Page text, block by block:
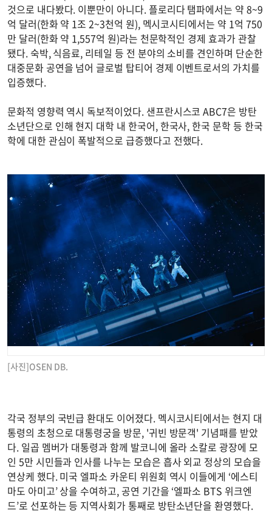
것으로 내다봤다. 이뿐만이 아니다. 플로리다 탬파에서는 약 8~9
억 달러(한화 약 1조 2~3천억 원), 멕시코시티에서는 약 1억 750
만 달러(한화 약 1,557억 원)라는 천문학적인 경제 효과가 관찰
됐다. 숙박, 식음료, 리테일 등 전 분야의 소비를 견인하며 단순한
대중문화 공연을 넘어 글로벌 탑티어 경제 이벤트로서의 가치를
입증했다.
문화적 영향력 역시 독보적이었다. 샌프란시스코 ABC7은 방탄
소년단으로 인해 현지 대학 내 한국어, 한국사, 한국 문학 등 한국
학에 대한 관심이 폭발적으로 급증했다고 전했다.
[사진]OSEN DB.
각국 정부의 국빈급 환대도 이어졌다. 멕시코시티에서는 현지 대
통령의 초청으로 대통령궁을 방문, '귀빈 방문객' 기념패를 받았
다. 일곱 멤버가 대통령과 함께 발코니에 올라 소칼로 광장에 모
인 5만 시민들과 인사를 나누는 모습은 흡사 외교 정상의 모습을
연상케 했다. 미국 엘파소 카운티 위원회 역시 이들에게 ‘에스티
마도 아미고’ 상을 수여하고, 공연 기간을 ‘엘파소 BTS 위크엔
드’로 선포하는 등 지역사회가 통째로 방탄소년단을 환영했다.